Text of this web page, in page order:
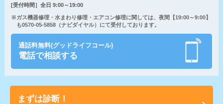
[受付時間］全日 9:00～19:00
※ガス機器修理・水まわり修理・エアコン修理に関しては、夜間【19:00～9:00】
も0570-05-5858（ナビダイヤル）にて受付しております。
通話料無料(グッドライフコール)
電話で相談する
まずは診断！